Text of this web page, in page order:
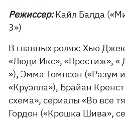
Режиссер:Кайл Балда
3»)
В главных ролях: Хью
«Люди Икс», «Престиж», «
»), Эмма Томпсон («Разум
«Круэлла»), Брайан
схема», сериалы «Во все
Гордон («Крошка Шива»,